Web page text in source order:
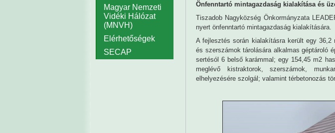
Önfenntartó mintagazdaság kialakítása és
Tiszadob Nagyközség Önkormányzata
nyert önfenntartó mintagazdaság kialakítására.
A fejlesztés során kialakításra került egy 36,2
és szerszámok tárolására alkalmas géptároló
sertésól 6 belső karámmal; egy 154,45 m2
meglévő kistraktorok, szerszámok,
elhelyezésére szolgál; valamint térbetonozás
Magyar Nemzeti
Vidéki Hálózat
(MNVH)
Elérhetőségek
SECAP